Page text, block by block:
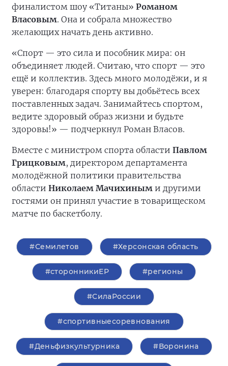
финалистом шоу «Титаны» Романом
Власовым. Она и собрала множество
желающих начать день активно.
«Спорт — это сила и пособник мира: он
объединяет людей. Считаю, что спорт — это
ещё и коллектив. Здесь много молодёжи, и я
уверен: благодаря спорту вы добьётесь всех
поставленных задач. Занимайтесь спортом,
ведите здоровый образ жизни и будьте
здоровы!» — подчеркнул Роман Власов.
Вместе с министром спорта области Павлом
Грицковым, директором департамента
молодёжной политики правительства
области Николаем Мачихиным и другими
гостями он принял участие в товарищеском
матче по баскетболу.
#Семилетов #Херсонская область
#сторонникиЕР #регионы
#СилаРоссии
#спортивныесоревнования
#Деньфизкультурника #Воронина